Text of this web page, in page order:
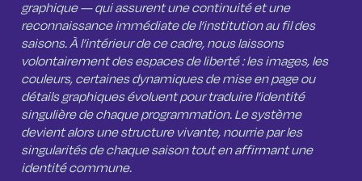
graphique — qui assurent une continuité et une
reconnaissance immédiate de l’institution au fil des
saisons. À l’intérieur de ce cadre, nous laissons
volontairement des espaces de liberté : les images, les
couleurs, certaines dynamiques de mise en page ou
détails graphiques évoluent pour traduire l’identité
singulière de chaque programmation. Le système
devient alors une structure vivante, nourrie par les
singularités de chaque saison tout en affirmant une
identité commune.